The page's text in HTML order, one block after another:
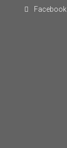
Facebook